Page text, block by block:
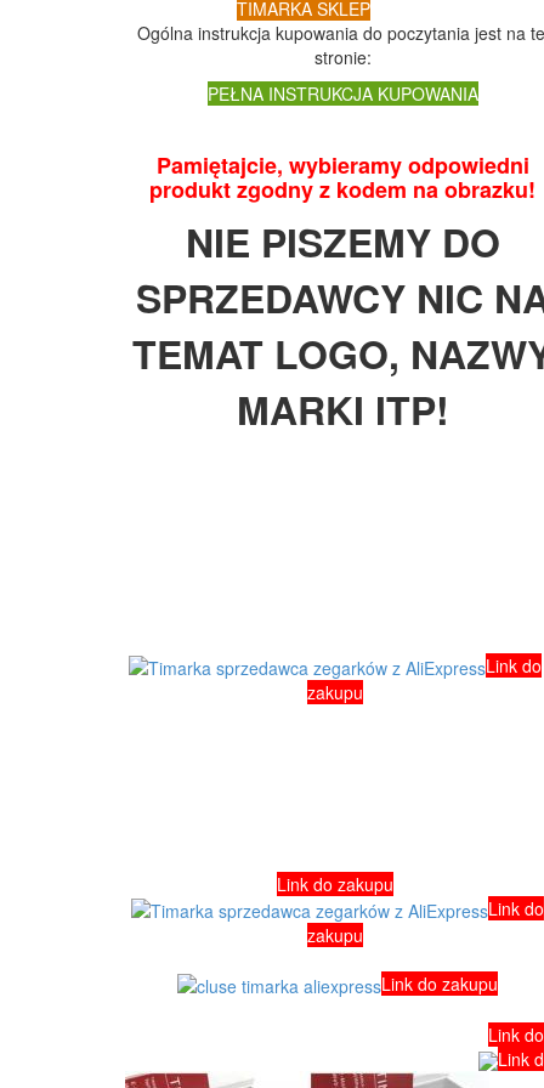
TIMARKA SKLEP
Ogólna instrukcja kupowania do poczytania jest na
stronie:
PEŁNA INSTRUKCJA KUPOWANIA
Pamiętajcie, wybieramy odpowiedni
produkt zgodny z kodem na obrazku!
NIE PISZEMY DO
SPRZEDAWCY NIC
TEMAT LOGO,
MARKI ITP!
Link do
zakupu
Link do zakupu
Link do
zakupu
Link do zakupu
Link
Link